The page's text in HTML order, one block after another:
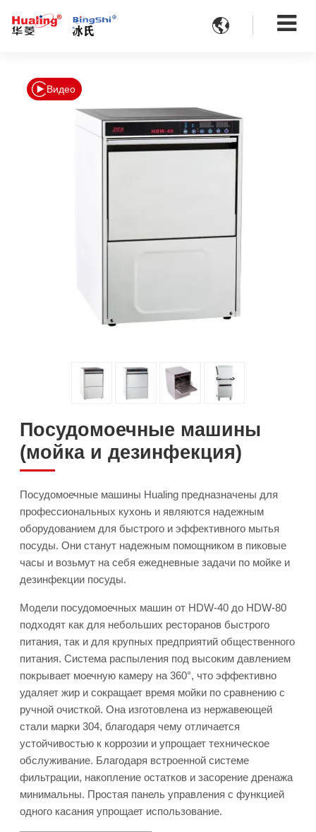

Видео
Посудомоечные машины
(мойка и дезинфекция)
Посудомоечные машины Hualing предназначены для
профессиональных кухонь и являются надежным
оборудованием для быстрого и эффективного мытья
посуды. Они станут надежным помощником в пиковые
часы и возьмут на себя ежедневные задачи по мойке и
дезинфекции посуды.
Модели посудомоечных машин от HDW-40 до HDW-80
подходят как для небольших ресторанов быстрого
питания, так и для крупных предприятий общественного
питания. Система распыления под высоким давлением
покрывает моечную камеру на 360°, что эффективно
удаляет жир и сокращает время мойки по сравнению с
ручной очисткой. Она изготовлена из нержавеющей
стали марки 304, благодаря чему отличается
устойчивостью к коррозии и упрощает техническое
обслуживание. Благодаря встроенной системе
фильтрации, накопление остатков и засорение дренажа
минимальны. Простая панель управления с функцией
одного касания упрощает использование.